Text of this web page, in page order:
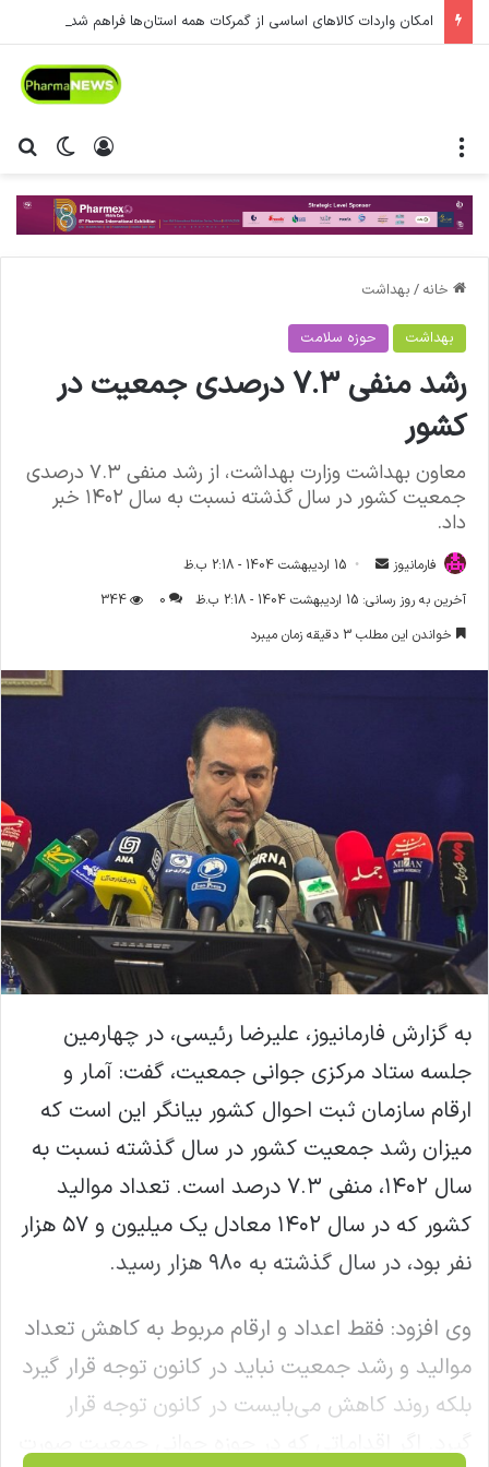
امکان واردات کالاهای اساسی از گمرکات همه استان‌ها فراهم شد.
تغییر ورود
خانه / بهداشت
بهداشت حوزه سلامت
رشد منفی ۷.۳ درصدی جمعیت در
کشور
معاون بهداشت وزارت بهداشت، از رشد منفی ۷.۳ درصدی
جمعیت کشور در سال گذشته نسبت به سال ۱۴۰۲ خبر
داد.
فارمانیوز
ا
ل
15 اردیبهشت 1404 - 2:18 ب.ظ
آخرین به روز رسانی: 15 اردیبهشت 1404 - 2:18 ب.ظ
0
344
خواندن این مطلب 3 دقیقه زمان میبرد
به گزارش فارمانیوز، علیرضا رئیسی، در چهارمین
جلسه ستاد مرکزی جوانی جمعیت، گفت: آمار و
ارقام سازمان ثبت احوال کشور بیانگر این است که
میزان رشد جمعیت کشور در سال گذشته نسبت به
سال ۱۴۰۲، منفی ۷.۳ درصد است. تعداد موالید
کشور که در سال ۱۴۰۲ معادل یک میلیون و ۵۷ هزار
نفر بود، در سال گذشته به ۹۸۰ هزار رسید.
وی افزود: فقط اعداد و ارقام مربوط به کاهش تعداد
موالید و رشد جمعیت نباید در کانون توجه قرار گیرد
بلکه روند کاهش می‌بایست در کانون توجه قرار
گیرد. اگر اقداماتی که در حوزه جوانی جمعیت صورت